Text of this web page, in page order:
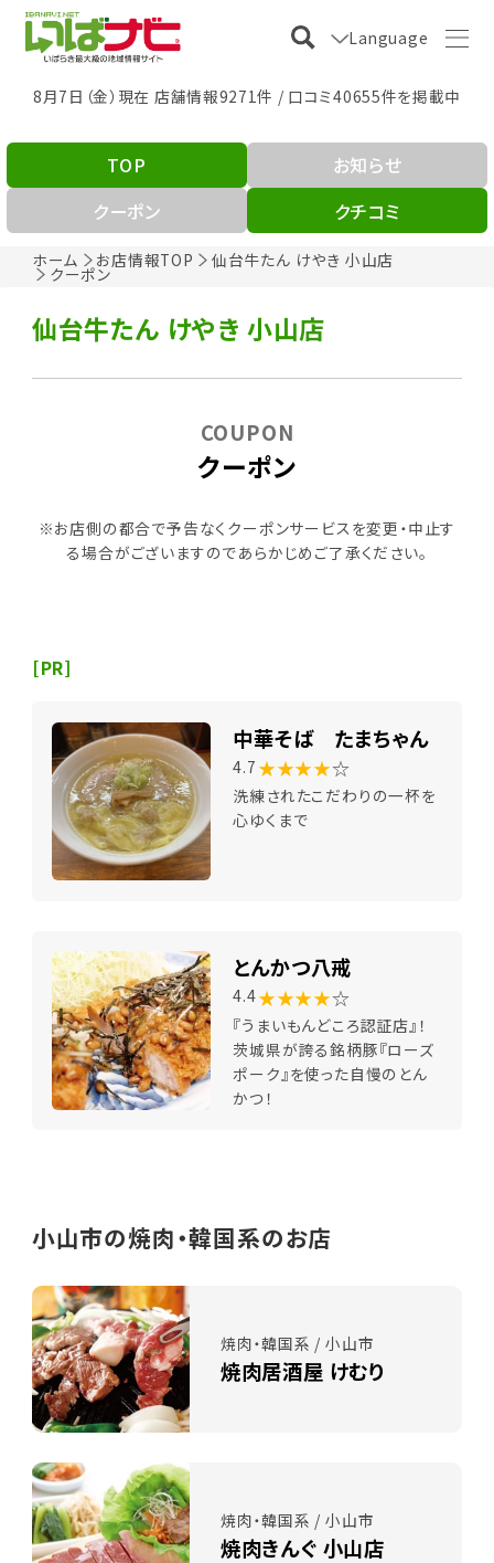
Language
8月7日（金）現在 店舗情報9271件 / 口コミ40655件を掲載中
ホーム お店情報TOP 仙台牛たん けやき 小山店
クーポン
TOP
お知らせ
クーポン
クチコミ
仙台牛たん けやき 小山店
クーポン
COUPON
※お店側の都合で予告なくクーポンサービスを変更・中止す
る場合がございますのであらかじめご了承ください。
[PR]
中華そば たまちゃん
4.7 ★★★★☆
洗練されたこだわりの一杯を
心ゆくまで
とんかつ八戒
4.4★★★★☆
『うまいもんどころ認証店』！
茨城県が誇る銘柄豚『ローズ
ポーク』を使った自慢のとん
かつ！
小山市の焼肉・韓国系のお店
焼肉・韓国系 / 小山市
焼肉居酒屋 けむり
焼肉・韓国系 / 小山市
焼肉きんぐ 小山店